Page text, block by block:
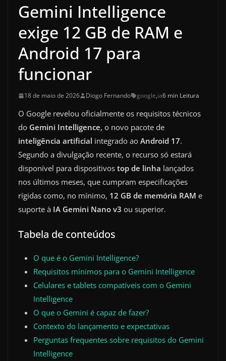
Gemini Intelligence
exige 12 GB de RAM e
Android 17 para
funcionar
18 de maio de 2026 Diogo Fernando google,ia6 min Leitura
O Google revelou oficialmente os requisitos técnicos
do Gemini Intelligence, o novo pacote de
inteligência artificial integrado ao Android 17.
Segundo a divulgação recente, o recurso só estará
disponível para dispositivos top de linha lançados
nos últimos meses, que cumpram especificações
rígidas como, no mínimo, 12 GB de memória RAM e
suporte à IA Gemini Nano v3 ou superior.
Tabela de conteúdos
O que é o Gemini Intelligence?
Requisitos mínimos para o Gemini Intelligence
Celulares e tablets compatíveis com o Gemini
Intelligence
O que o Gemini é capaz de fazer?
Contexto do lançamento e expectativas
Perguntas frequentes sobre requisitos do Gemini
Intelligence